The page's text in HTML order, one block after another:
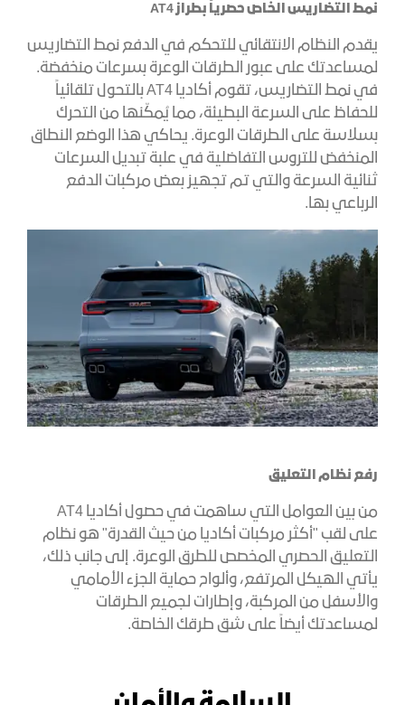
نمط التضاريس الخاص حصرياً بطراز AT4
يقدم النظام الانتقائي للتحكم في الدفع نمط التضاريس
لمساعدتك على عبور الطرقات الوعرة بسرعات منخفضة.
في نمط التضاريس، تقوم أكاديا AT4 بالتحول تلقائياً
للحفاظ على السرعة البطيئة، مما يُمكّنها من التحرك
بسلاسة على الطرقات الوعرة. يحاكي هذا الوضع النطاق
المنخفض للتروس التفاضلية في علبة تبديل السرعات
ثنائية السرعة والتي تم تجهيز بعض مركبات الدفع
الرباعي بها.
رفع نظام التعليق
من بين العوامل التي ساهمت في حصول أكاديا AT4
على لقب "أكثر مركبات أكاديا من حيث القدرة" هو نظام
التعليق الحصري المخصص للطرق الوعرة. إلى جانب ذلك،
يأتي الهيكل المرتفع، وألواح حماية الجزء الأمامي
والأسفل من المركبة، وإطارات لجميع الطرقات
لمساعدتك أيضاً على شق طرقك الخاصة.